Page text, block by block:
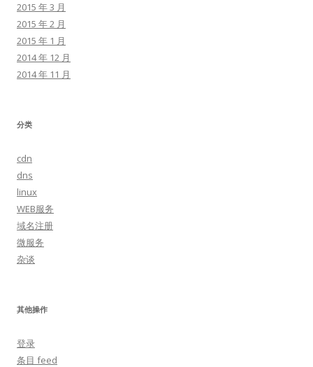
2015 年 3 月
2015 年 2 月
2015 年 1 月
2014 年 12 月
2014 年 11 月
分类
cdn
dns
linux
WEB服务
域名注册
微服务
杂谈
其他操作
登录
条目 feed